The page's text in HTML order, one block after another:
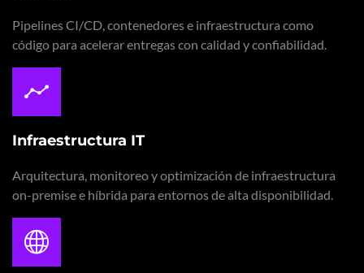
Pipelines CI/CD, contenedores e infraestructura como
código para acelerar entregas con calidad y confiabilidad.
Infraestructura IT
Arquitectura, monitoreo y optimización de infraestructura
on-premise e híbrida para entornos de alta disponibilidad.